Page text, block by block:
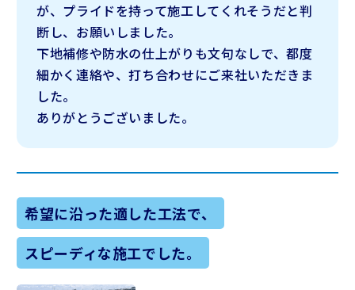
が、プライドを持って施工してくれそうだと判
断し、お願いしました。
下地補修や防水の仕上がりも文句なしで、都度
細かく連絡や、打ち合わせにご来社いただきま
した。
ありがとうございました。
希望に沿った適した工法で、
スピーディな施工でした。